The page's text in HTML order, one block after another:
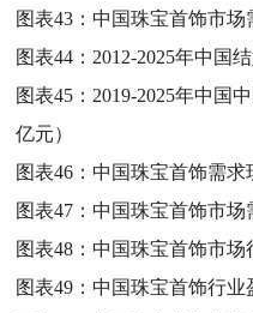
图表43：中国珠宝首饰市场
图表44： 2012-2025年中国
图表45： 2019-2025年中国
亿元）
图表46：中国珠宝首饰需求
图表47：中国珠宝首饰市场
图表48：中国珠宝首饰市场
图表49：中国珠宝首饰行业